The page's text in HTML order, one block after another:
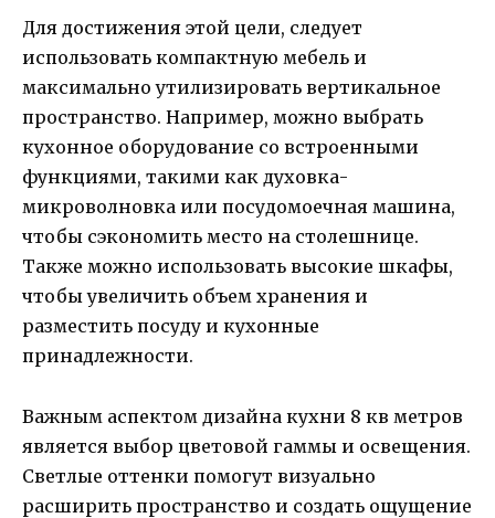
Для достижения этой цели, следует
использовать компактную мебель и
максимально утилизировать вертикальное
пространство. Например, можно выбрать
кухонное оборудование со встроенными
функциями, такими как духовка-
микроволновка или посудомоечная машина,
чтобы сэкономить место на столешнице.
Также можно использовать высокие шкафы,
чтобы увеличить объем хранения и
разместить посуду и кухонные
принадлежности.
Важным аспектом дизайна кухни 8 кв метров
является выбор цветовой гаммы и освещения.
Светлые оттенки помогут визуально
расширить пространство и создать ощущение